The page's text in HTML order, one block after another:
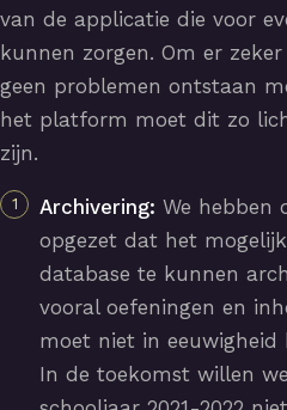
van de applicatie die voor
kunnen zorgen. Om er
geen problemen ontstaan
het platform moet dit zo
zijn.
Archivering: We hebben
opgezet dat het
database te kunnen
vooral oefeningen en
moet niet in eeuwigheid
In de toekomst willen